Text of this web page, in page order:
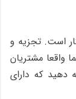
است. تجزیه و
واقعا مشتریان
دهید که دارای